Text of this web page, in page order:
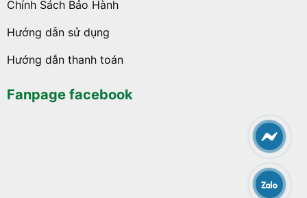
Chính Sách Bảo Hành
Hướng dẫn sử dụng
Hướng dẫn thanh toán
Fanpage facebook